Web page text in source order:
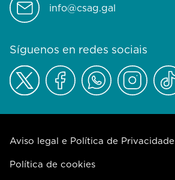
info@csag.gal
Síguenos en redes sociais
Aviso legal e Política de Privacidade
Política de cookies